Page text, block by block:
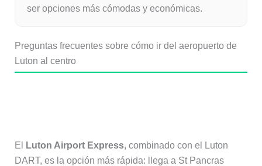
ser opciones más cómodas y económicas.
Preguntas frecuentes sobre cómo ir del aeropuerto de
Luton al centro
El Luton Airport Express, combinado con el Luton
DART, es la opción más rápida: llega a St Pancras